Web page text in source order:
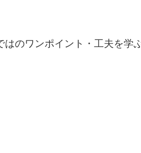
のワンポイント・工夫を学